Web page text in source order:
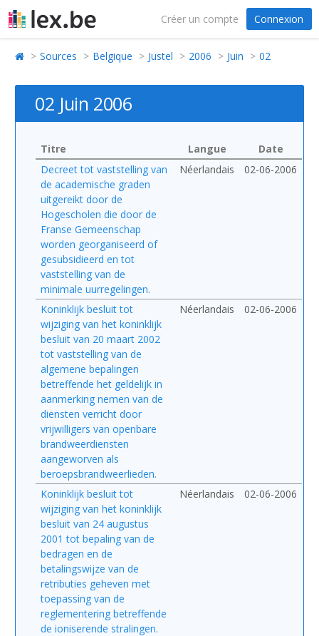
Créer un compte Connexion
Sources Belgique Justel 2006 Juin 02
02 Juin 2006
Titre Langue
Date
Decreet tot vaststelling van
de academische graden
uitgereikt door de
Hogescholen die door de
Franse Gemeenschap
worden georganiseerd of
gesubsidieerd en tot
vaststelling van de
minimale uurregelingen.
Néerlandais 02-06-2006
Koninklijk besluit tot
wijziging van het koninklijk
besluit van 20 maart 2002
tot vaststelling van de
algemene bepalingen
betreffende het geldelijk in
aanmerking nemen van de
diensten verricht door
vrijwilligers van openbare
brandweerdiensten
aangeworven als
beroepsbrandweerlieden.
Néerlandais 02-06-2006
Koninklijk besluit tot
wijziging van het koninklijk
besluit van 24 augustus
2001 tot bepaling van de
bedragen en de
betalingswijze van de
retributies geheven met
toepassing van de
reglementering betreffende
de ioniserende stralingen.
Néerlandais 02-06-2006